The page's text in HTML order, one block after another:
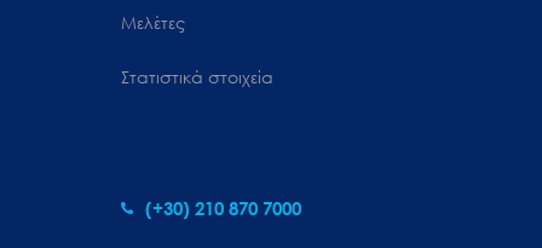
Μελέτες
Στατιστικά στοιχεία
(+30) 210 870 7000